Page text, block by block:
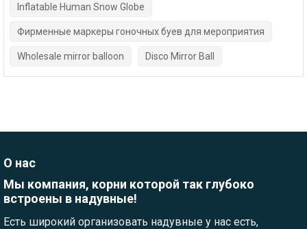
Inflatable Human Snow Globe
Фирменные маркеры гоночных буев для мероприятия
Wholesale mirror balloon Disco Mirror Ball
О нас
Мы компания, корни которой так глубоко
встроены в надувные!
Есть широкий организовать надувные у нас есть,